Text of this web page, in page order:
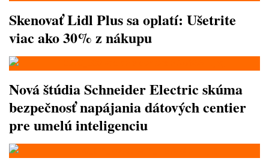
Skenovať Lidl Plus sa oplatí: Ušetrite
viac ako 30% z nákupu
Nová štúdia Schneider Electric skúma
bezpečnosť napájania dátových centier
pre umelú inteligenciu